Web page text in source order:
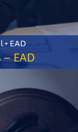
EAD
EAD